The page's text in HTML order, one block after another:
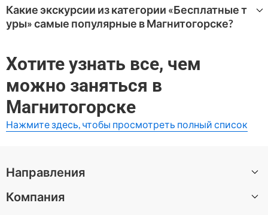
ые туры» в Магнитогорск на WeGoTrip:
Городские легенды Магнитогорска
Какие экскурсии из категории «Бесплатные т
уры» самые популярные в Магнитогорске?
ые туры» в Магнитогорске.
Самые высоко оцененные варианты:
Городские легенды Магнитогорска
Хотите узнать все, чем
можно заняться в
Магнитогорске
Нажмите здесь, чтобы просмотреть полный список
Направления
Все направления
Компания